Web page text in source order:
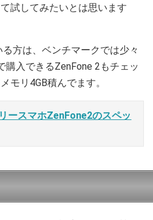
試してみたいとは思います
方は、ベンチマークでは少々
購入できるZenFone 2もチェッ
モリ4GB積んでます。
ースマホZenFone2のスペッ